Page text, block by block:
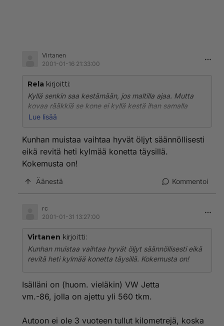
Virtanen
2001-01-16 21:33:00
Rela kirjoitti:
Kyllä senkin saa kestämään, jos maltilla ajaa. Mutta
kovaa rääkkiä se kone ei kyllä kestä ihan samalla
tavalla kuin Mersut. Toisaalta - silloin 15 vuotta sitten
Golfia tuolla pikkudieselillä, että ihan reilu ei tuo
Lue lisää
Kunhan muistaa vaihtaa hyvät öljyt säännöllisesti
eikä revitä heti kylmää konetta täysillä.
Kokemusta on!
Äänestä Kommentoi
rc
2001-01-31 13:27:00
Virtanen kirjoitti:
Kunhan muistaa vaihtaa hyvät öljyt säännöllisesti eikä
revitä heti kylmää konetta täysillä. Kokemusta on!
Isälläni on (huom. vieläkin) VW Jetta
vm.-86, jolla on ajettu yli 560 tkm.
Autoon ei ole 3 vuoteen tullut kilometrejä, koska